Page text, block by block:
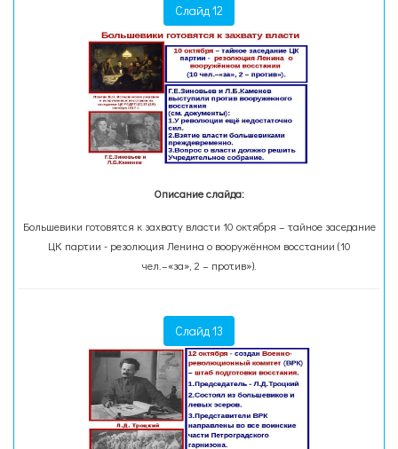
Слайд 12
Описание слайда:
Большевики готовятся к захвату власти 10 октября – тайное заседание
ЦК партии - резолюция Ленина о вооружённом восстании (10
чел.–«за», 2 – против»).
Слайд 13